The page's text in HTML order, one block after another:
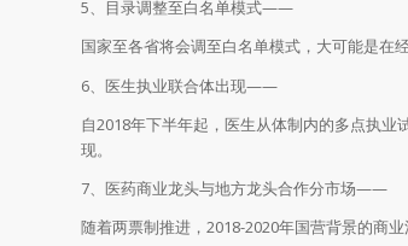
5、目录调整至白名单模式——
国家至各省将会调至白名单模式，大可能是在
6、医生执业联合体出现——
自2018年下半年起，医生从体制内的多点执
现。
7、医药商业龙头与地方龙头合作分市场——
随着两票制推进，2018-2020年国营背景的商